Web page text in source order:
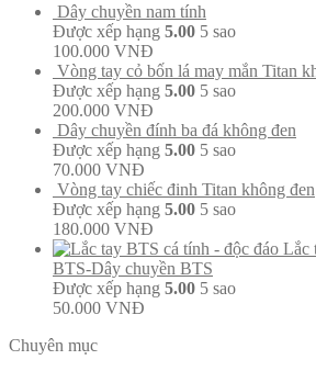
Dây chuyền nam tính
Được xếp hạng 5.00 5 sao
100.000 VNĐ
Vòng tay cỏ bốn lá may mắn Titan
Được xếp hạng 5.00 5 sao
200.000 VNĐ
Dây chuyền đính ba đá không đen
Được xếp hạng 5.00 5 sao
70.000 VNĐ
Vòng tay chiếc đinh Titan không đen
Được xếp hạng 5.00 5 sao
180.000 VNĐ
Lắc
BTS-Dây chuyền BTS
Được xếp hạng 5.00 5 sao
50.000 VNĐ
Chuyên mục